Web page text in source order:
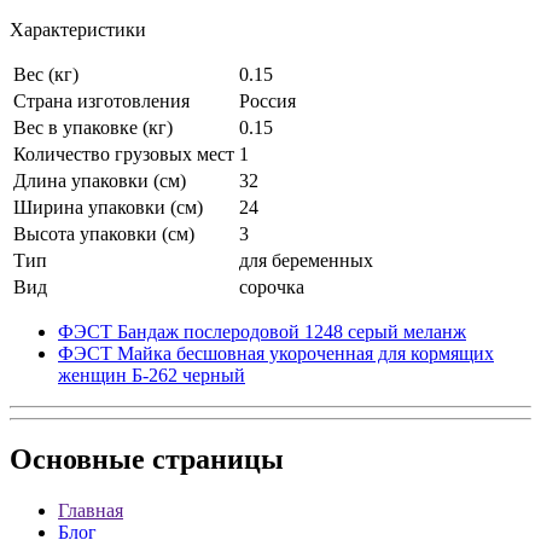
Характеристики
Вес (кг)
0.15
Страна изготовления
Россия
Вес в упаковке (кг)
0.15
Количество грузовых мест 1
Длина упаковки (см)
32
Ширина упаковки (см)
24
Высота упаковки (см)
3
Тип
для беременных
Вид
сорочка
ФЭСТ Бандаж послеродовой 1248 серый меланж
ФЭСТ Майка бесшовная укороченная для кормящих
женщин Б-262 черный
Основные страницы
Главная
Блог